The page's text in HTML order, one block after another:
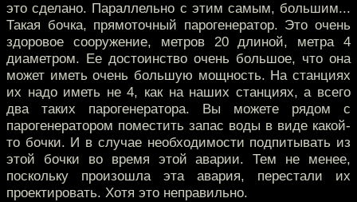
это сделано. Параллельно с этим самым, большим...
Такая бочка, прямоточный парогенератор. Это очень
здоровое сооружение, метров 20 длиной, метра 4
диаметром. Ее достоинство очень большое, что она
может иметь очень большую мощность. На станциях
их надо иметь не 4, как на наших станциях, а всего
два таких парогенератора. Вы можете рядом с
парогенератором поместить запас воды в виде какой-
то бочки. И в случае необходимости подпитывать из
этой бочки во время этой аварии. Тем не менее,
поскольку произошла эта авария, перестали их
проектировать. Хотя это неправильно.